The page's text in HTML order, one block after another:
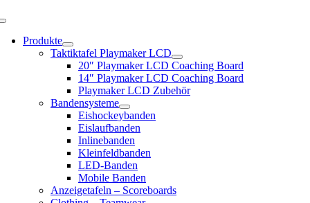
Toggle
NavigationProdukte
Taktiktafel Playmaker LCD
20″ Playmaker LCD Coaching Board
14″ Playmaker LCD Coaching Board
Playmaker LCD Zubehör
Bandensysteme
Eishockeybanden
Eislaufbanden
Inlinebanden
Kleinfeldbanden
LED-Banden
Mobile Banden
Anzeigetafeln – Scoreboards